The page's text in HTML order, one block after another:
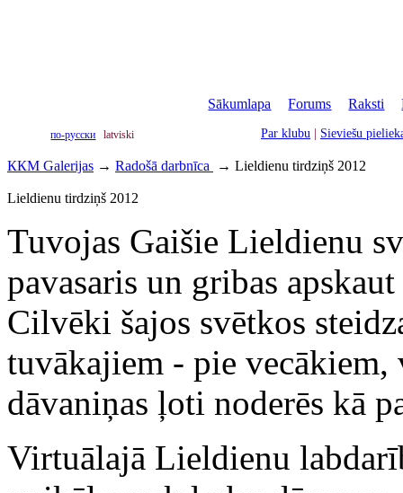
Sākumlapa |Forums |Raksti |
по-русски latviski Par klubu Sieviešu
ККМ Galerijas → Radošā darbnīca → Lieldienu tirdziņš 2012
Lieldienu tirdziņš 2012
Tuvojas Gaišie Lieldienu
pavasaris un gribas
Cilvēki šajos svētkos
tuvākajiem - pie vecākiem,
dāvaniņas ļoti noderēs kā
Virtuālajā Lieldienu